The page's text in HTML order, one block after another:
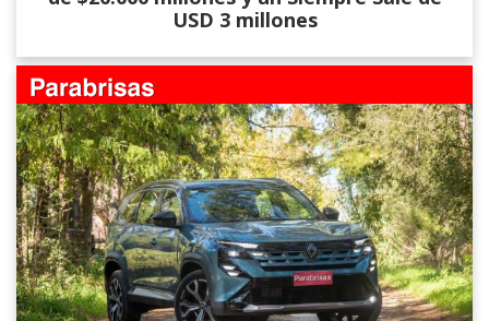
USD 3 millones